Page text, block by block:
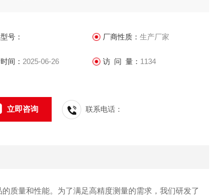
号： 厂商性质： 生产厂家
间： 2025-06-26 访 问 量： 1134
立即咨询 联系电话：
质量和性能。为了满足高精度测量的需求，我们研发了